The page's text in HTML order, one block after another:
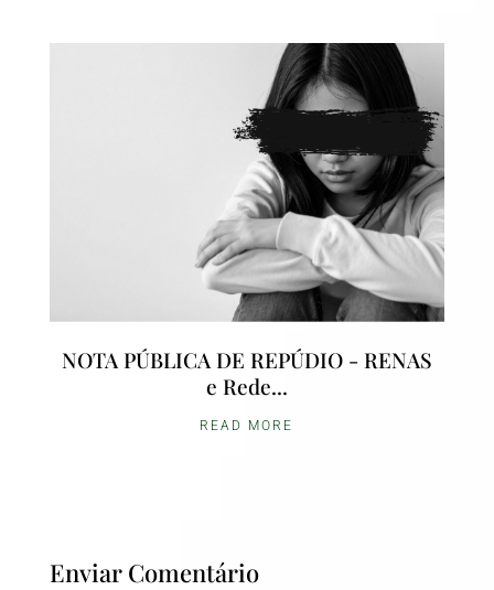
NOTA PÚBLICA DE REPÚDIO - RENAS
e Rede...
READ MORE
Enviar Comentário